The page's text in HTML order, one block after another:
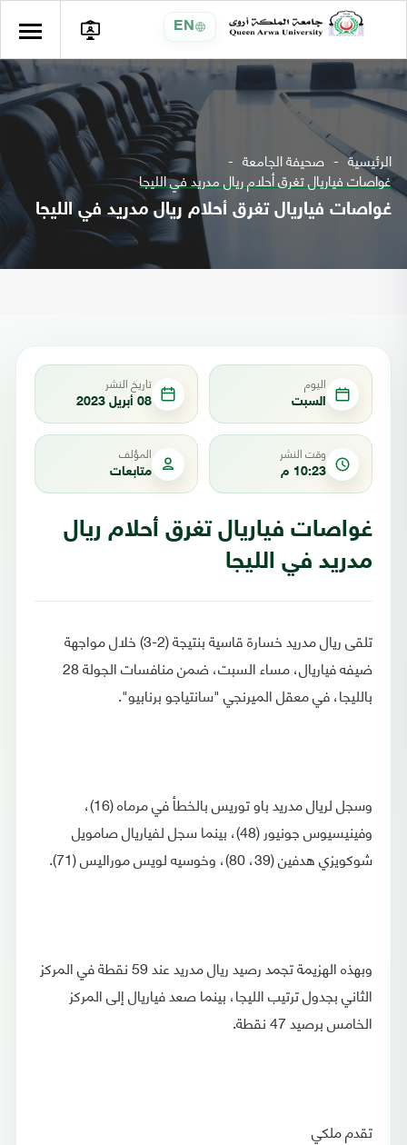
EN
الرئيسية صحيفة الجامعة
غواصات فياريال تغرق أحلام ريال مدريد في الليجا
غواصات فياريال تغرق أحلام ريال مدريد في الليجا
اليوم
السبت
تاريخ النشر
08 أبريل 2023
وقت النشر
10:23 م
المؤلف
متابعات
غواصات فياريال تغرق أحلام ريال
مدريد في الليجا
تلقى ريال مدريد خسارة قاسية بنتيجة (2-3) خلال مواجهة
ضيفه فياريال، مساء السبت، ضمن منافسات الجولة 28
بالليجا، في معقل الميرنجي "سانتياجو برنابيو".
وسجل لريال مدريد باو توريس بالخطأ في مرماه (16)،
وفينيسيوس جونيور (48)، بينما سجل لفياريال صامويل
شوكويزي هدفين (39، 80)، وخوسيه لويس موراليس (71).
وبهذه الهزيمة تجمد رصيد ريال مدريد عند 59 نقطة في المركز
الثاني بجدول ترتيب الليجا، بينما صعد فياريال إلى المركز
الخامس برصيد 47 نقطة.
تقدم ملكي